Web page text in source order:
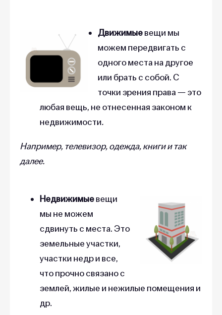
Движимыевещи мы
можем передвигать с
одного места на другое
или брать с собой. С
точки зрения права — это
любая вещь, не отнесенная законом к
недвижимости.
Например, телевизор, одежда, книги и так
далее.
Недвижимыевещи
мы не можем
сдвинуть с места. Это
земельные участки,
участки недр и все,
что прочно связано с
землей, жилые и нежилые помещения и
др.